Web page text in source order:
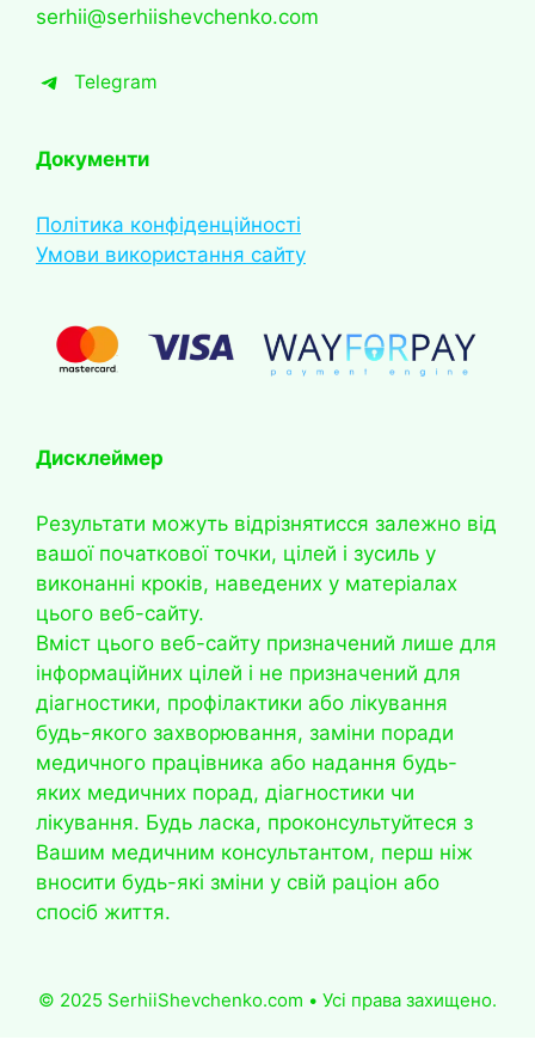
serhii@serhiishevchenko.com
Telegram
Документи
Політика конфіденційності
Умови використання сайту
Дисклеймер
Результати можуть відрізнятисся залежно від
вашої початкової точки, цілей і зусиль у
виконанні кроків, наведених у матеріалах
цього веб-сайту.
Вміст цього веб-сайту призначений лише для
інформаційних цілей і не призначений для
діагностики, профілактики або лікування
будь-якого захворювання, заміни поради
медичного працівника або надання будь-
яких медичних порад, діагностики чи
лікування. Будь ласка, проконсультуйтеся з
Вашим медичним консультантом, перш ніж
вносити будь-які зміни у свій раціон або
спосіб життя.
© 2025 SerhiiShevchenko.com • Усі права захищено.